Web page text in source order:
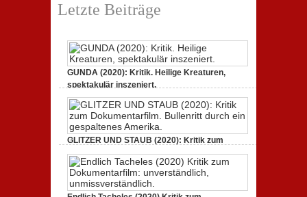
Letzte Beiträge
GUNDA (2020): Kritik. Heilige Kreaturen,
spektakulär inszeniert.
GUNDA
(2020):
Kritik.
Kreaturen,
spektakulär
GLITZER UND STAUB (2020): Kritik zum
Dokumentarfilm. Bullenritt durch ein
gespaltenes Amerika.
3. Oktober 2020,Keine Kommentarezu
UND